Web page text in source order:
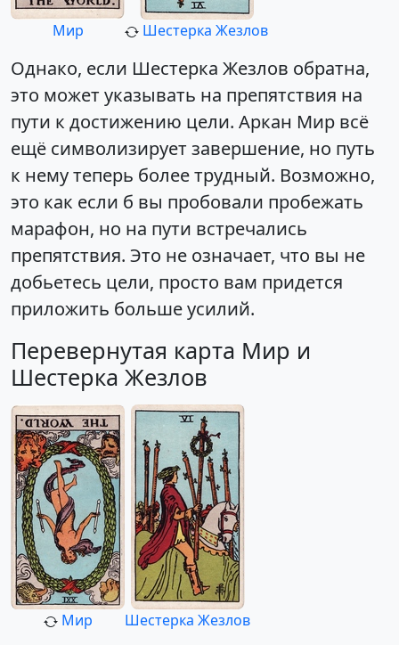
Мир Шестерка Жезлов
Однако, если Шестерка Жезлов обратна,
это может указывать на препятствия на
пути к достижению цели. Аркан Мир всё
ещё символизирует завершение, но путь
к нему теперь более трудный. Возможно,
это как если б вы пробовали пробежать
марафон, но на пути встречались
препятствия. Это не означает, что вы не
добьетесь цели, просто вам придется
приложить больше усилий.
Перевернутая карта Мир и
Шестерка Жезлов
Мир Шестерка Жезлов